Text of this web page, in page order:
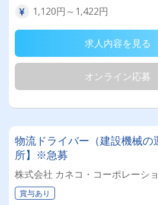
1,120円～1,422円
求人内容を見る
オンライン応募
物流ドライバー（建設機械の
所】※急募
株式会社 カネコ・コーポレーシ
賞与あり